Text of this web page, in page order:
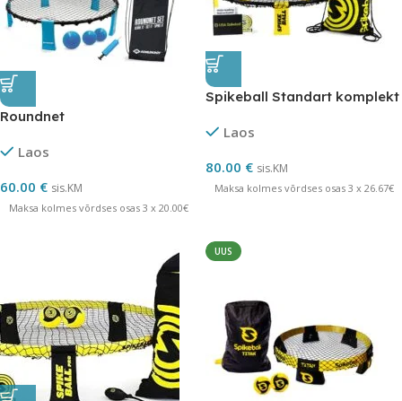
Roundnet
Laos
60.00 € sis.KM
Maksa kolmes võrdses osas 3 x 20.00€
Spikeball Standart komplekt
Laos
80.00 € sis.KM
Maksa kolmes võrdses osas 3 x 26.67€
UUS